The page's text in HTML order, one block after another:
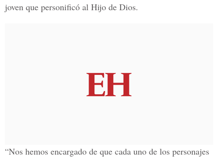
joven que personificó al Hijo de Dios.
“Nos hemos encargado de que cada uno de los personajes